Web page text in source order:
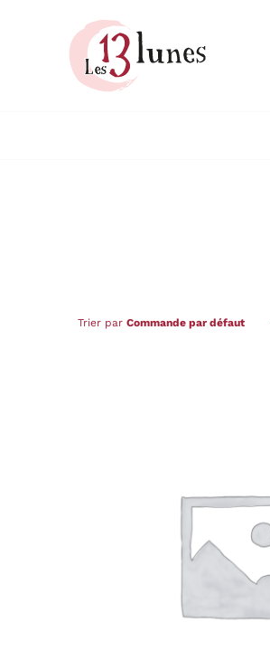
Trier par Commande par défaut
APERÇU